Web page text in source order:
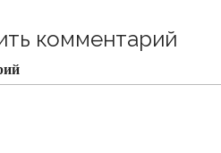
комментарий